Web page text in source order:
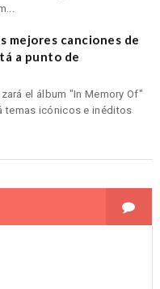
mejores canciones de
a punto de
el álbum "In Memory Of"
temas icónicos e inéditos